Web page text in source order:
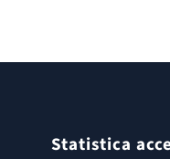
Statistica